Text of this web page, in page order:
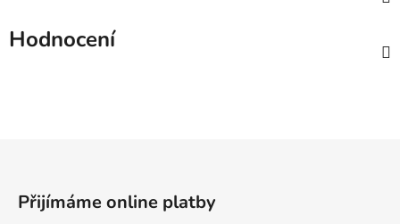
Hodnocení
Přijímáme online platby